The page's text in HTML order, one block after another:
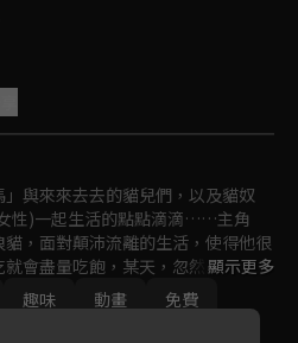
與來來去去的貓兒們，以及貓奴
性)一起生活的點點滴滴……主角
貓，面對顛沛流離的生活，使得他很
會盡量吃飽，某天，忽然出現在爺
也就因此留下來了。與原本就住在
加入這個家庭行列的「茶茶」、
顯示更多
趣味 動畫
免費